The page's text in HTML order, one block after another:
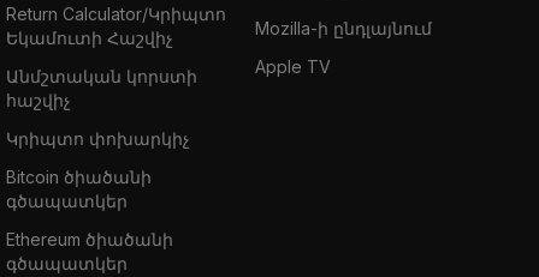
Return Calculator/Կրիպտո
Եկամուտի Հաշվիչ
Անմշտական կորստի
հաշվիչ
Կրիպտո փոխարկիչ
Bitcoin ծիածանի
գծապատկեր
Ethereum ծիածանի
գծապատկեր
Mozilla-ի ընդլայնում
Apple TV